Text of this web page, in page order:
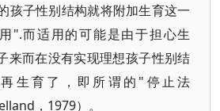
孩子性别结构就将附加生育这一
".而适用的可能是由于担心生
来而在没有实现理想孩子性别结
生育了，即所谓的"停止法
，1979）。